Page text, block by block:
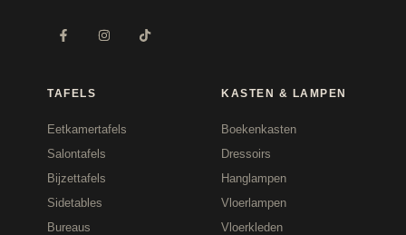
TAFELS
Eetkamertafels
Salontafels
Bijzettafels
Sidetables
Bureaus
KASTEN & LAMPEN
Boekenkasten
Dressoirs
Hanglampen
Vloerlampen
Vloerkleden